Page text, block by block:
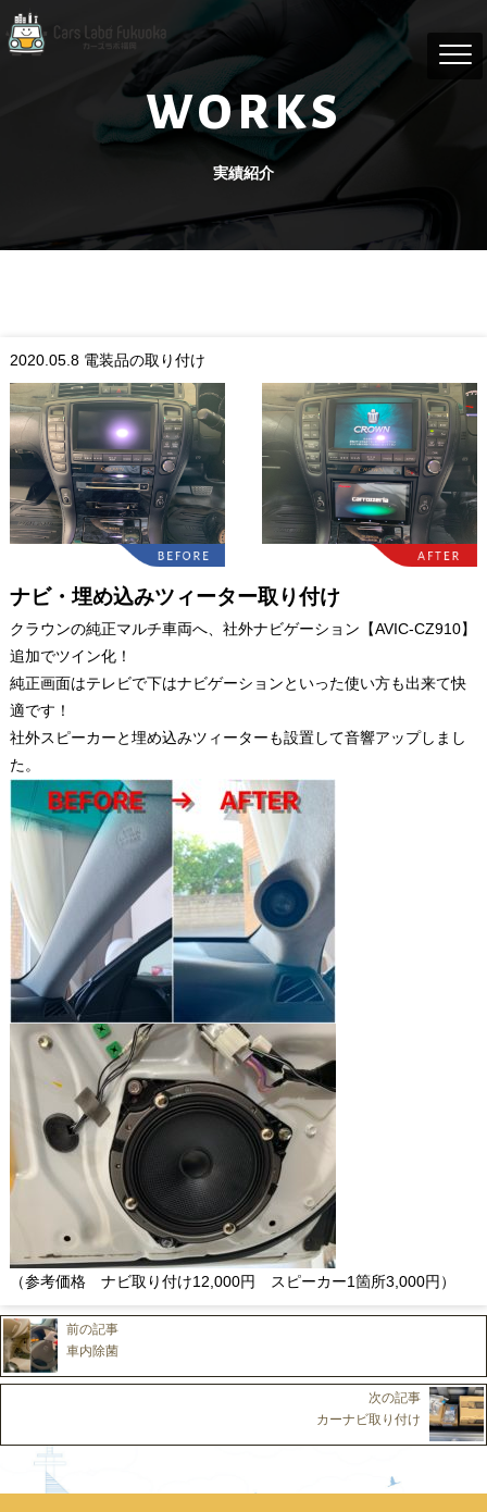
WORKS
実績紹介
2020.05.8 電装品の取り付け
ナビ・埋め込みツィーター取り付け
クラウンの純正マルチ車両へ、社外ナビゲーション【AVIC-CZ910】
追加でツイン化！
純正画面はテレビで下はナビゲーションといった使い方も出来て快
適です！
社外スピーカーと埋め込みツィーターも設置して音響アップしまし
た。
（参考価格 ナビ取り付け12,000円 スピーカー1箇所3,000円）
前の記事
車内除菌
次の記事
カーナビ取り付け